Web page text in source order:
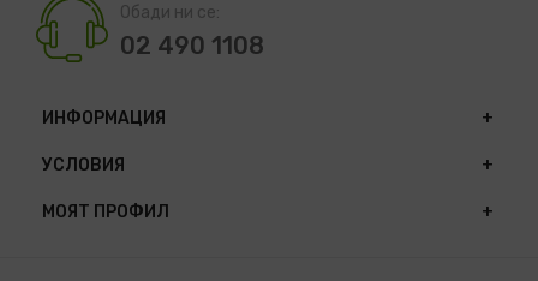
Обади ни се:
02 490 1108
ИНФОРМАЦИЯ
УСЛОВИЯ
МОЯТ ПРОФИЛ